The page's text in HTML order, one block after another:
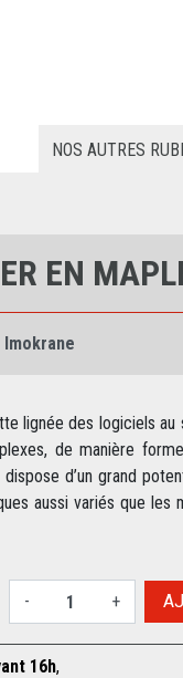
NOS AUTRES
EN
lignée des logiciels
de manière
d’un grand
aussi variés que les
- +
16h,